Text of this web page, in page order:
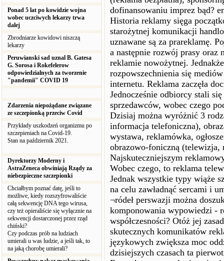
Ponad 5 lat po kowidzie wojna
wobec uczciwych lekarzy trwa
dalej
Zbrodniarze kowidowi niszczą
lekarzy
Peruwianski sad uznal B. Gatesa
G. Sorosa i Rokefelerow
odpowiedzialnych za tworzenie
"pandemii" COVID 19
Zdarzenia niepożądane związane
ze szczepionką przeciw Covid
Przykłady uszkodzeń organizmu po
szczepieniach na Covid-19.
Stan na październik 2021.
Dyrektorzy Moderny i
AstraZeneca obwiniają Rządy za
niebezpieczne szczepionki
Chciałbym poznać datę, jeśli to
możliwe, kiedy rozszyfrowaliście
całą sekwencję DNA tego wirusa,
czy też opieraliście się wyłącznie na
sekwencji dostarczonej przez rząd
chiński?
Czy podczas prób na ludziach
umierali u was ludzie, a jeśli tak, to
na jaką chorobę umierali?
dofinansowaniu imprez bąd?
Historia reklamy sięga
starożytnej komunikacji
uznawane są za prareklamę.
a następnie rozwój prasy oraz
reklamie nowożytnej.
rozpowszechnienia się
internetu. Reklama zaczęła
Jednocześnie odbiorcy stali
sprzedawców, wobec czego
Dzisiaj można wyróżnić 3
informacja telefoniczna),
wystawa, reklamówka,
obrazowo-foniczną (telewizja,
Najskuteczniejszym
Wobec czego, to reklama
Jednak wszystkie typy wiąże
na celu zawładnąć sercami i
¬ródeł perswazji można
komponowania wypowiedzi -
współczesności? Otóż jej
skutecznych komunikatów
językowych zwiększa moc
dzisiejszych czasach ta